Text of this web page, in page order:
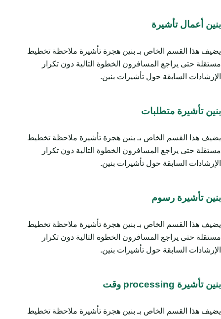
بنين أعمال تأشيرة
يضيف هذا القسم الخاص بـ بنين هجرة تأشيرة ملاحظة تخطيط
مستقلة حتى يراجع المسافرون الخطوة التالية دون تكرار
الإرشادات السابقة حول تأشيرات بنين.
بنين تأشيرة متطلبات
يضيف هذا القسم الخاص بـ بنين هجرة تأشيرة ملاحظة تخطيط
مستقلة حتى يراجع المسافرون الخطوة التالية دون تكرار
الإرشادات السابقة حول تأشيرات بنين.
بنين تأشيرة رسوم
يضيف هذا القسم الخاص بـ بنين هجرة تأشيرة ملاحظة تخطيط
مستقلة حتى يراجع المسافرون الخطوة التالية دون تكرار
الإرشادات السابقة حول تأشيرات بنين.
بنين تأشيرة processing وقت
يضيف هذا القسم الخاص بـ بنين هجرة تأشيرة ملاحظة تخطيط